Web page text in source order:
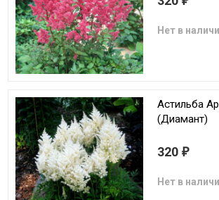
Нет в
Астильба
(Диамант)
320 ₽
Нет в